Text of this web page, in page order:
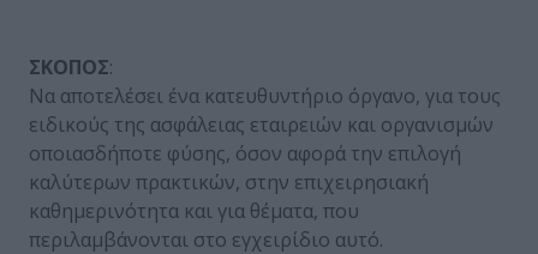
ΣΚΟΠΟΣ:
Να αποτελέσει ένα κατευθυντήριο όργανο, για τους
ειδικούς της ασφάλειας εταιρειών και οργανισμών
οποιασδήποτε φύσης, όσον αφορά την επιλογή
καλύτερων πρακτικών, στην επιχειρησιακή
καθημερινότητα και για θέματα, που
περιλαμβάνονται στο εγχειρίδιο αυτό.